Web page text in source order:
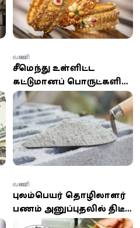
சீமெந்து உள்ளிட்ட
கட்டுமானப் பொருட்களின்
விலை உயர்வு
வணிகம்
புலம்பெயர் தொழிலாளர்
பணம் அனுப்புதலில் திடீர்
சரிவு: ஜூன் மாதத்தில் 152
வணிகம்